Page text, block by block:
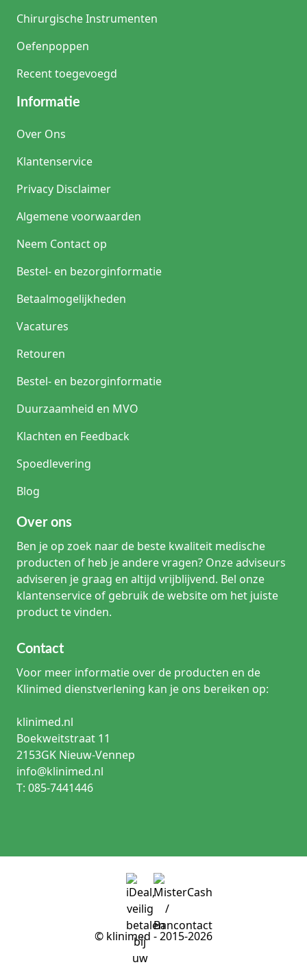
Chirurgische Instrumenten
Oefenpoppen
Recent toegevoegd
Informatie
Over Ons
Klantenservice
Privacy Disclaimer
Algemene voorwaarden
Neem Contact op
Bestel- en bezorginformatie
Betaalmogelijkheden
Vacatures
Retouren
Bestel- en bezorginformatie
Duurzaamheid en MVO
Klachten en Feedback
Spoedlevering
Blog
Over ons
Ben je op zoek naar de beste kwaliteit medische
producten of heb je andere vragen? Onze adviseurs
adviseren je graag en altijd vrijblijvend. Bel onze
klantenservice of gebruik de website om het juiste
product te vinden.
Contact
Voor meer informatie over de producten en de
Klinimed dienstverlening kan je ons bereiken op:
klinimed.nl
Boekweitstraat 11
2153GK Nieuw-Vennep
info@klinimed.nl
T: 085-7441446
© klinimed - 2015-2026